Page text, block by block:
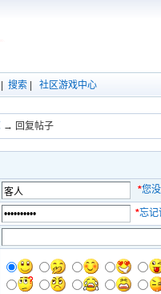
|搜索 社区游戏中心
→ 回复帖子
*您
*忘记